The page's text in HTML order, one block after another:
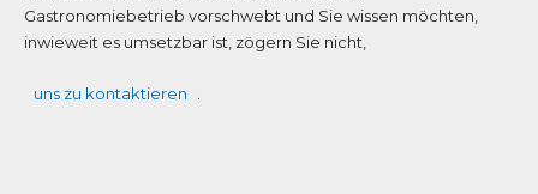
Gastronomiebetrieb vorschwebt und Sie wissen möchten,
inwieweit es umsetzbar ist, zögern Sie nicht,
uns zu kontaktieren